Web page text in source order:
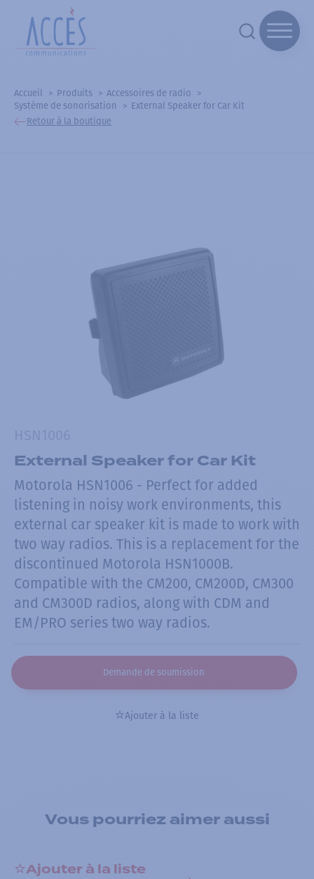
Accueil Produits
Accessoires de radio
Système de sonorisation
External Speaker for Car Kit
Retour à la boutique
External Speaker for Car Kit
Motorola HSN1006 - Perfect for added
listening in noisy work environments, this
external car speaker kit is made to work with
two way radios. This is a replacement for the
discontinued Motorola HSN1000B.
Compatible with the CM200, CM200D, CM300
and CM300D radios, along with CDM and
EM/PRO series two way radios.
Demande de soumission
Ajouter à la liste
Vous pourriez aimer aussi
Ajouter à la liste